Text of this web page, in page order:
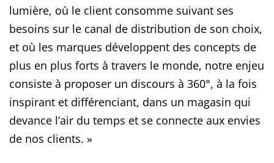
lumière, où le client consomme suivant ses
besoins sur le canal de distribution de son choix,
et où les marques développent des concepts de
plus en plus forts à travers le monde, notre enjeu
consiste à proposer un discours à 360°, à la fois
inspirant et différenciant, dans un magasin qui
devance l’air du temps et se connecte aux envies
de nos clients. »